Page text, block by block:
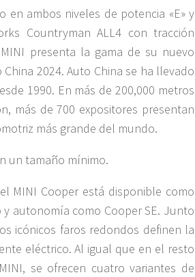
ambos niveles de potencia «E» y
Countryman ALL4 con tracción
presenta la gama de su nuevo
2024. Auto China se ha llevado
1990. En más de 200,000 metros
más de 700 expositores presentan
más grande del mundo.
un tamaño mínimo.
MINI Cooper está disponible como
autonomía como Cooper SE. Junto
icónicos faros redondos definen la
eléctrico. Al igual que en el resto
se ofrecen cuatro variantes de